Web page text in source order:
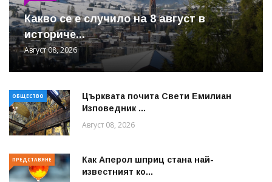
Какво се е случило на 8 август в
историче...
Август 08, 2026
ОБЩЕСТВО
Църквата почита Свeти Емилиан
Изповедник ...
Август 08, 2026
ПРЕДСТАВЯНЕ
Как Аперол шприц стана най-
известният ко...